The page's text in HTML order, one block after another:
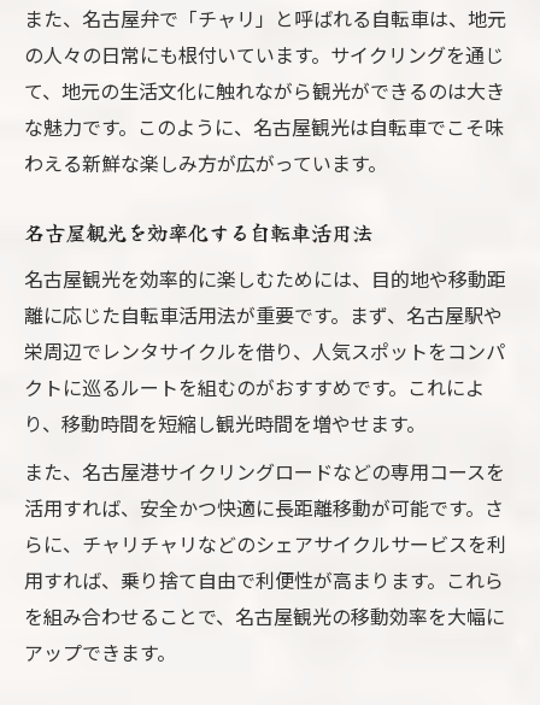
名古屋観光に役立つレンタサイクル活用術
名古屋観光を支えるレンタル自転車の選び
方
レンタサイクルで広がる名古屋観光の自由
度
名古屋観光で便利なレンタサイクルの活用
名古屋観光初心者必見のレンタルサイクル
情報
サイクリングで使える名古屋のレンタサイ
クル事情
名古屋観光を地元流に楽しむサイクル旅の
コツ
自転車で巡る名古屋観光のリアルな魅力
地元ならではの名古屋観光サイクリング体
験
また、名古屋弁で「チャリ」と呼ばれる自転車は、地元
の人々の日常にも根付いています。サイクリングを通じ
て、地元の生活文化に触れながら観光ができるのは大き
な魅力です。このように、名古屋観光は自転車でこそ味
わえる新鮮な楽しみ方が広がっています。
名古屋観光を効率化する自転車活用法
名古屋観光を効率的に楽しむためには、目的地や移動距
離に応じた自転車活用法が重要です。まず、名古屋駅や
栄周辺でレンタサイクルを借り、人気スポットをコンパ
クトに巡るルートを組むのがおすすめです。これによ
り、移動時間を短縮し観光時間を増やせます。
また、名古屋港サイクリングロードなどの専用コースを
活用すれば、安全かつ快適に長距離移動が可能です。さ
らに、チャリチャリなどのシェアサイクルサービスを利
用すれば、乗り捨て自由で利便性が高まります。これら
を組み合わせることで、名古屋観光の移動効率を大幅に
アップできます。